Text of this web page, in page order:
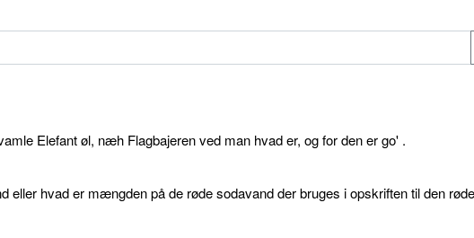
Elefant øl, næh Flagbajeren ved man hvad er, og for den er go' .
eller hvad er mængden på de røde sodavand der bruges i opskriften til den